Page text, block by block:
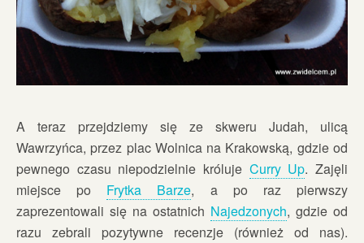
A teraz przejdziemy się ze skweru Judah, ulicą
Wawrzyńca, przez plac Wolnica na Krakowską, gdzie od
pewnego czasu niepodzielnie króluje Curry Up. Zajęli
miejsce po Frytka Barze, a po raz pierwszy
zaprezentowali się na ostatnich Najedzonych, gdzie od
razu zebrali pozytywne recenzje (również od nas).